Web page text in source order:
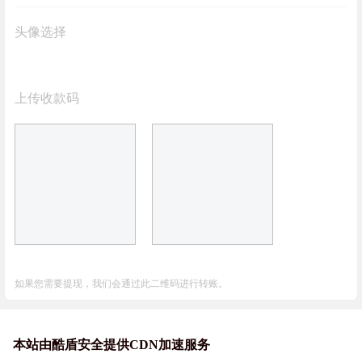
头像选择
上传收款码
如果您需要提现，我们会通过此二维码进行转账。
本站由酷盾安全提供CDN加速服务